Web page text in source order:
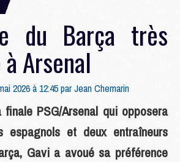
du Barça très
Arsenal
2026 à 12:45 parJean Chemarin
PSG/Arsenal qui opposera
espagnols et deux entraîneurs
Gavi a avoué sa préférence